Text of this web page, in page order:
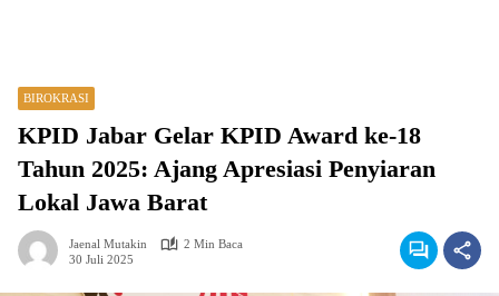
BIROKRASI
KPID Jabar Gelar KPID Award ke-18
Tahun 2025: Ajang Apresiasi Penyiaran
Lokal Jawa Barat
Jaenal Mutakin
2 Min Baca
30 Juli 2025